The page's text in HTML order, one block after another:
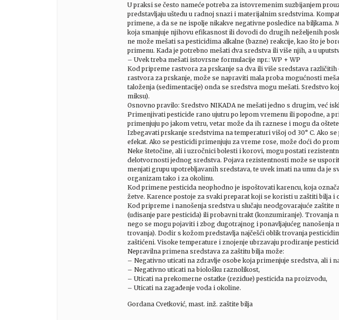
U praksi se često nameće potreba za istovremenim suzbijanjem
predstavljaju uštedu u radnoj snazi i materijalnim sredstvima.
primene, a da se ne ispolje nikakve negativne posledice na
koja smanjuje njihovu efikasnost ili dovodi do drugih neželjenih
ne može mešati sa pesticidima alkalne (bazne) reakcije, kao što je
primenu. Kada je potrebno mešati dva sredstva ili više njih, a u
– Uvek treba mešati istovrsne formulacije npr.: WP + WP
Kod pripreme rastvora za prskanje sa dva ili više sredstava
rastvora za prskanje, može se napraviti mala proba mogućnosti
taloženja (sedimentacije) onda se sredstva mogu mešati. Sredstvo
miksu).
Osnovno pravilo: Sredstvo NIKADA ne mešati jedno s drugim, već
Primenjivati pesticide rano ujutru po lepom vremenu ili popodne, a
primenjuju po jakom vetru, vetar može da ih raznese i mogu da
Izbegavati prskanje sredstvima na temperaturi višoj od 30° C. Ako
efekat. Ako se pesticidi primenjuju za vreme rose, može doći do
Neke štetočine, ali i uzročnici bolesti i korovi, mogu postati
delotvornosti jednog sredstva. Pojava rezistentnosti može se
menjati grupu upotrebljavanih sredstava, te uvek imati na umu da
organizam tako i za okolinu.
Kod primene pesticida neophodno je ispoštovati karencu, koja
žetve. Karence postoje za svaki preparat koji se koristi u zaštiti bilja i
Kod pripreme i nanošenja sredstva u slučaju neodgovarajuće
(udisanje pare pesticida) ili probavni trakt (konzumiranje). Trovanja
nego se mogu pojaviti i zbog dugotrajnog i ponavljajućeg
trovanja). Dodir s kožom predstavlja najčešći oblik trovanja
zaštićeni. Visoke temperature i znojenje ubrzavaju prodiranje
Nepravilna primena sredstava za zaštitu bilja može:
– Negativno uticati na zdravlje osobe koja primenjuje sredstva, ali i
– Negativno uticati na biološku raznolikost,
– Uticati na prekomerne ostatke (rezidue) pesticida na proizvodu,
– Uticati na zagađenje voda i okoline.
Gordana Cvetković, mast. inž. zaštite bilja